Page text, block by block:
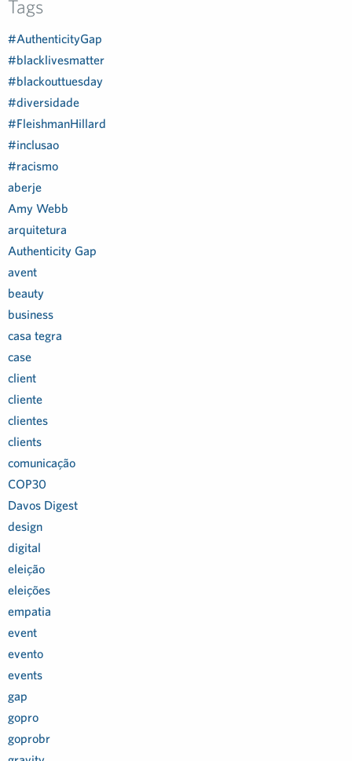
Tags
#AuthenticityGap
#blacklivesmatter
#blackouttuesday
#diversidade
#FleishmanHillard
#inclusao
#racismo
aberje
Amy Webb
arquitetura
Authenticity Gap
avent
beauty
business
casa tegra
case
client
cliente
clientes
clients
comunicação
COP30
Davos Digest
design
digital
eleição
eleições
empatia
event
evento
events
gap
gopro
goprobr